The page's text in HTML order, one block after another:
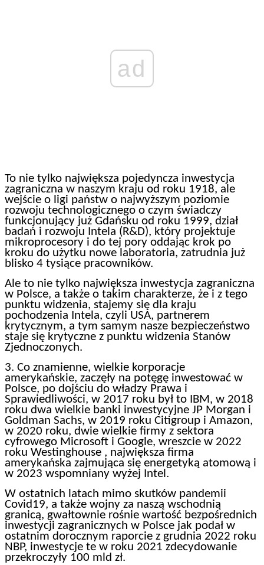
ad
To nie tylko największa pojedyncza inwestycja
zagraniczna w naszym kraju od roku 1918, ale
wejście o ligi państw o najwyższym poziomie
rozwoju technologicznego o czym świadczy
funkcjonujący już Gdańsku od roku 1999, dział
badań i rozwoju Intela (R&D), który projektuje
mikroprocesory i do tej pory oddając krok po
kroku do użytku nowe laboratoria, zatrudnia już
blisko 4 tysiące pracowników.
Ale to nie tylko największa inwestycja zagraniczna
w Polsce, a także o takim charakterze, że i z tego
punktu widzenia, stajemy się dla kraju
pochodzenia Intela, czyli USA, partnerem
krytycznym, a tym samym nasze bezpieczeństwo
staje się krytyczne z punktu widzenia Stanów
Zjednoczonych.
3. Co znamienne, wielkie korporacje
amerykańskie, zaczęły na potęgę inwestować w
Polsce, po dojściu do władzy Prawa i
Sprawiedliwości, w 2017 roku był to IBM, w 2018
roku dwa wielkie banki inwestycyjne JP Morgan i
Goldman Sachs, w 2019 roku Citigroup i Amazon,
w 2020 roku, dwie wielkie firmy z sektora
cyfrowego Microsoft i Google, wreszcie w 2022
roku Westinghouse , największa firma
amerykańska zajmująca się energetyką atomową i
w 2023 wspomniany wyżej Intel.
W ostatnich latach mimo skutków pandemii
Covid19, a także wojny za naszą wschodnią
granicą, gwałtownie rośnie wartość bezpośrednich
inwestycji zagranicznych w Polsce jak podał w
ostatnim dorocznym raporcie z grudnia 2022 roku
NBP, inwestycje te w roku 2021 zdecydowanie
przekroczyły 100 mld zł.